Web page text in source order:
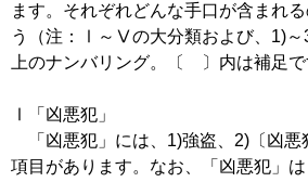
ます。それぞれどんな手口が含まれ
う（注：Ⅰ～Ⅴの大分類および、1)～
上のナンバリング。〔 〕内は補足で
Ⅰ「凶悪犯」
「凶悪犯」には、1)強盗、2)〔凶
項目があります。なお、「凶悪犯」は